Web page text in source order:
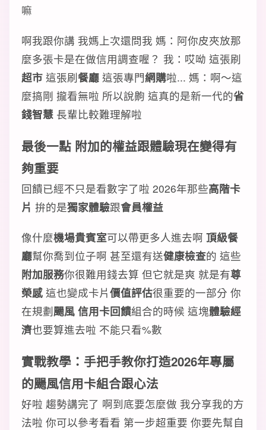
嘛
啊我跟你講 我媽上次還問我 媽：阿你皮夾放那
麼多張卡是在做信用調查喔？ 我：哎呦 這張刷
超市 這張刷餐廳 這張專門網購啦... 媽：啊～這
麼搞剛 攏看無啦 所以說齁 這真的是新一代的省
錢智慧 長輩比較難理解啦
最後一點 附加的權益跟體驗現在變得有
夠重要
回饋已經不只是看數字了啦 2026年那些高階卡
片 拚的是獨家體驗跟會員權益
像什麼機場貴賓室可以帶更多人進去啊 頂級餐
廳幫你喬到位子啊 甚至還有送健康檢查的 這些
附加服務你很難用錢去算 但它就是爽 就是有尊
榮感 這也變成卡片價值評估很重要的一部分 你
在規劃颺風 信用卡回饋組合的時候 這塊體驗經
濟也要算進去啦 不能只看%數
實戰教學：手把手教你打造2026年專屬
的颺風信用卡組合跟心法
好啦 趨勢講完了 啊到底要怎麼做 我分享我的方
法啦 你可以參考看看 第一步超重要 你要先幫自